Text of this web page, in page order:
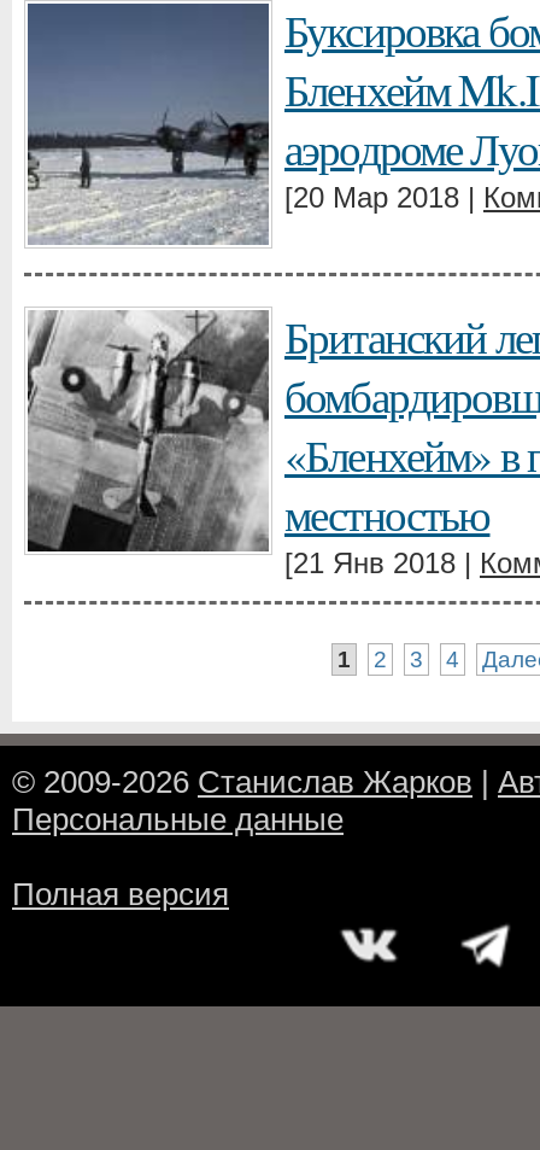
Буксировка
Бленхейм
аэродроме
[20 Мар 2018 |
Британский
«Бленхейм» в
местностью
[21 Янв 2018 |
1 2 3 4
© 2009-2026 Станислав Жарков |
Персональные данные
Полная версия